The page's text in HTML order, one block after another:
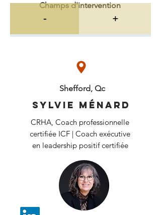
Champs d'intervention
- +
Shefford, Qc
Sylvie Ménard
CRHA, Coach professionnelle
certifiée ICF | Coach exécutive
en leadership positif certifiée